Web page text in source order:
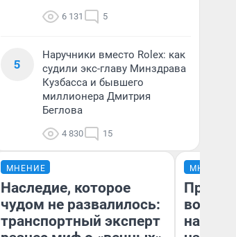
6 131 5
5
Наручники вместо Rolex: как
судили экс-главу Минздрава
Кузбасса и бывшего
миллионера Дмитрия
Беглова
4 830 15
МНЕНИЕ
Наследие, которое
чудом не развалилось:
транспортный эксперт
МНЕНИЕ
нам